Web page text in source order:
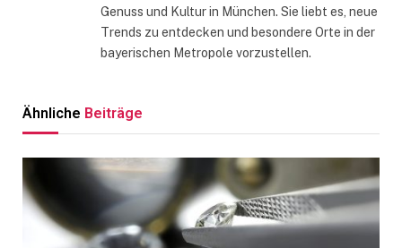
Genuss und Kultur in München. Sie liebt es, neue
Trends zu entdecken und besondere Orte in der
bayerischen Metropole vorzustellen.
Ähnliche Beiträge